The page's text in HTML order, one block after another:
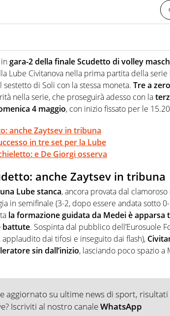
di traslare il glossario del calcio in una nicchia
perde una svista arbitrale né gli umori social del
gara-2 della finale Scudetto di volley
Lube Civitanova nella prima partita della
di Soli con la stessa moneta. Tre a
nella serie, che proseguirà adesso con la
4 maggio, con inizio fissato per le
anche Zaytsev in tribuna
in tre set per la Lube
e De Giorgi osserva
anche Zaytsev in tribuna
Lube stanca, ancora provata dal
in semifinale (3-2, dopo essere andata sotto
la formazione guidata da Medei è apparsa
battute. Sospinta dal pubblico dell’Eurosuole
applaudito dai tifosi e inseguito dai flash),
sin dall’inizio, lasciando poco spazio a
aggiornato su ultime news di sport, risultati
Iscriviti al nostro canaleWhatsApp